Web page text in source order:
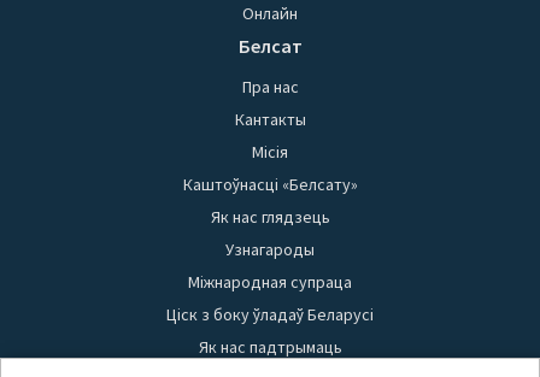
Онлайн
Белсат
Пра нас
Кантакты
Місія
Каштоўнасці «Белсату»
Як нас глядзець
Узнагароды
Міжнародная супраца
Ціск з боку ўладаў Беларусі
Як нас падтрымаць